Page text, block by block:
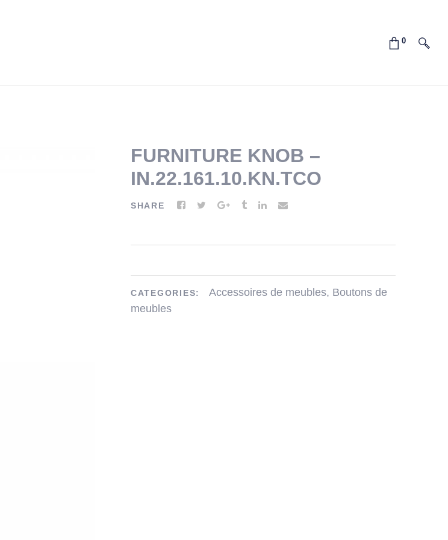
FURNITURE KNOB –
IN.22.161.10.KN.TCO
SHARE
CATEGORIES: Accessoires de meubles, Boutons de
meubles